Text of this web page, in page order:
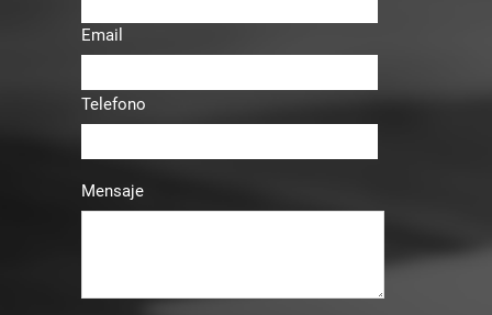
Email
Telefono
Mensaje